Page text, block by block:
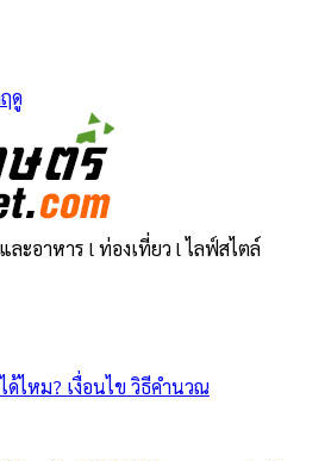
ดู
ะอาหาร l ท่องเที่ยว l ไลฟ์สไตล์
ไหม? เงื่อนไข วิธีคำนวณ